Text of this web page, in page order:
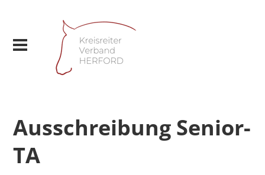
Ausschreibung Senior-
TA